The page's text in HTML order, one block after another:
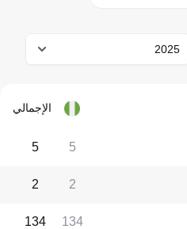
2025
الإجمالي
5
5
2
2
134
134